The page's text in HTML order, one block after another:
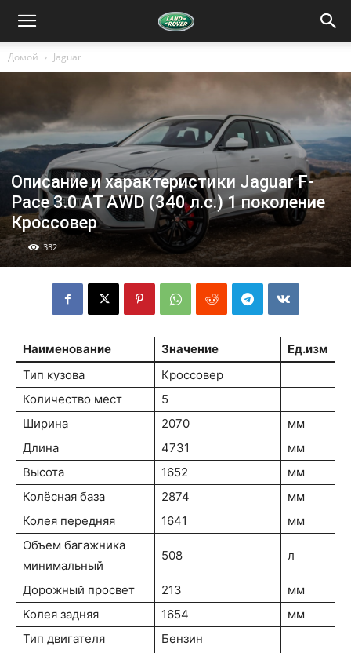
Домой Jaguar
Описание и характеристики Jaguar F-
Pace 3.0 AT AWD (340 л.с.) 1 поколение
Кроссовер
332
Наименование Значение
Ед.изм
Тип кузова
Кроссовер
Количество мест
5
Ширина
2070
мм
Длина
4731
мм
Высота
1652
мм
Колёсная база
2874
мм
Колея передняя
1641
мм
Объем багажника
минимальный
508 л
Дорожный просвет 213
мм
Колея задняя
1654
мм
Тип двигателя
Бензин